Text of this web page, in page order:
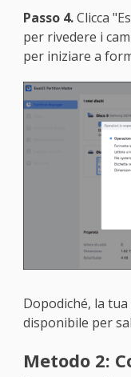
Passo 4.Clicca
per rivedere i
per iniziare a
Dopodiché, la
disponibile per
Metodo 2: